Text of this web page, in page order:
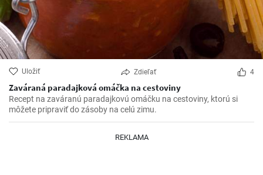
Uložiť Zdieľať 4
Zaváraná paradajková omáčka na cestoviny
Recept na zaváranú paradajkovú omáčku na cestoviny, ktorú si
môžete pripraviť do zásoby na celú zimu.
REKLAMA